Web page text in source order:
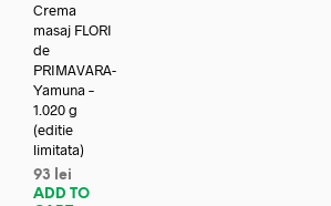
Crema
masaj FLORI
de
PRIMAVARA-
Yamuna –
1.020 g
(editie
limitata)
93
lei
ADD TO